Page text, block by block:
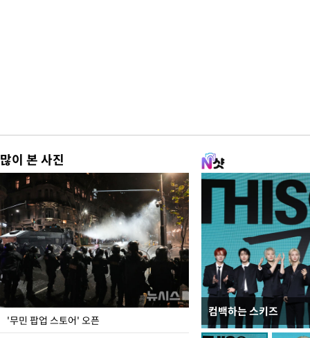
많이 본 사진
'무민 팝업 스토어' 오픈
컴백하는 스키즈
지석천 뒤덮은 개구리